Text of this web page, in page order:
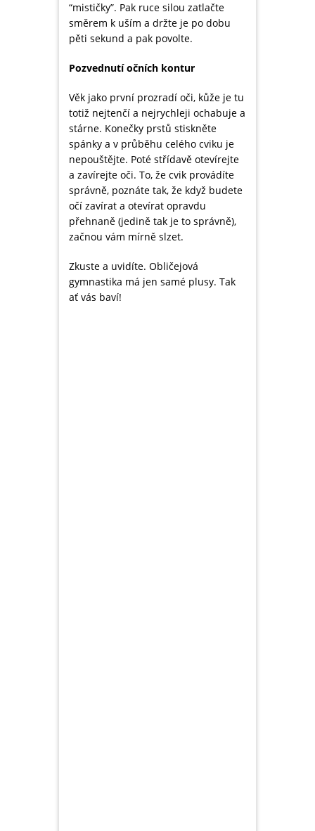
“mističky”. Pak ruce silou zatlačte
směrem k uším a držte je po dobu
pěti sekund a pak povolte.
Pozvednutí očních kontur
Věk jako první prozradí oči, kůže je tu
totiž nejtenčí a nejrychleji ochabuje a
stárne. Konečky prstů stiskněte
spánky a v průběhu celého cviku je
nepouštějte. Poté střídavě otevírejte
a zavírejte oči. To, že cvik provádíte
správně, poznáte tak, že když budete
očí zavírat a otevírat opravdu
přehnaně (jedině tak je to správně),
začnou vám mírně slzet.
Zkuste a uvidíte. Obličejová
gymnastika má jen samé plusy. Tak
ať vás baví!